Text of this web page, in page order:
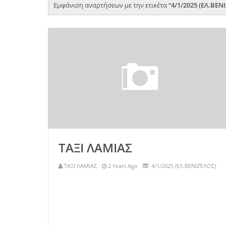
Εμφάνιση αναρτήσεων με την ετικέτα 4/1/2025
ΤΑΞΙ ΛΑΜΙΑΣ
ΤΑΞΙ ΛΑΜΙΑΣ 2 Years Ago 4/1/2025 (ΕΛ.ΒΕΝΙΖΈΛΟΣ)